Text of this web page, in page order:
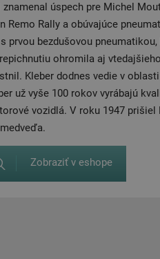
úspech pre Michel
Remo Rally a obúvajúce
prvou bezdušovou
ohromila aj
Kleber dodnes vedie v
už vyše 100 rokov vyrábajú
vozidlá. V roku 1947 prišiel
Zobraziť v eshope